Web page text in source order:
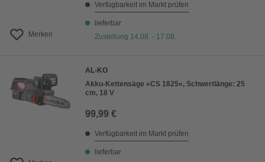
Merken
Verfügbarkeit im Markt prüfen
lieferbar
Zustellung 14.08. - 17.08.
AL-KO
Akku-Kettensäge »CS 1825«, Schwertlänge: 25
cm, 18 V
99,99 €
Verfügbarkeit im Markt prüfen
lieferbar